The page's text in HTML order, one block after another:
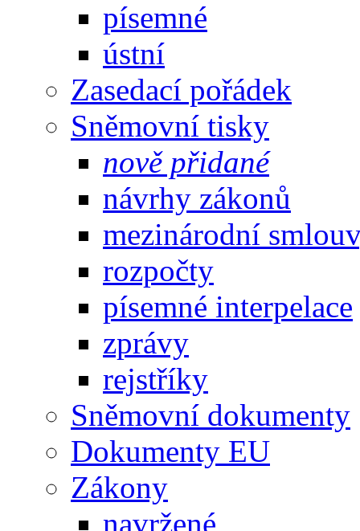
písemné
ústní
Zasedací pořádek
Sněmovní tisky
nově přidané
návrhy zákonů
mezinárodní
rozpočty
písemné interpelace
zprávy
rejstříky
Sněmovní dokumenty
Dokumenty EU
Zákony
navržené